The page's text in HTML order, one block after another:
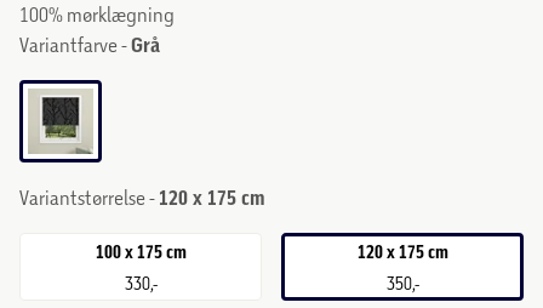
100% mørklægning
Variantfarve -Grå
Variantstørrelse - 120 x 175 cm
100 x 175 cm
330,-
120 x 175 cm
350,-